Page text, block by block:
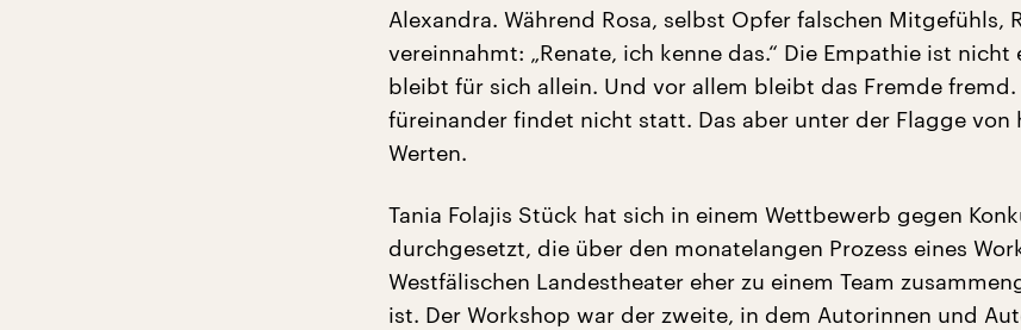
Alexandra. Während Rosa, selbst Opfer falschen Mitgefühls,
vereinnahmt: „Renate, ich kenne das.“ Die Empathie ist nicht
bleibt für sich allein. Und vor allem bleibt das Fremde fremd.
füreinander findet nicht statt. Das aber unter der Flagge von
Werten.
Tania Folajis Stück hat sich in einem Wettbewerb gegen
durchgesetzt, die über den monatelangen Prozess eines
Westfälischen Landestheater eher zu einem Team
ist. Der Workshop war der zweite, in dem Autorinnen und